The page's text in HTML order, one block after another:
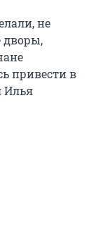
не
дворы,
привести в
Илья